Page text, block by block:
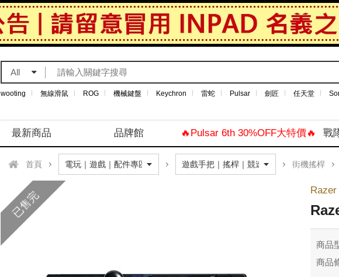
All
wooting 無線滑鼠 ROG 機械鍵盤 Keychron 雷蛇 Pulsar 劍匠 任天堂
最新商品 品牌館 🔥Pulsar 6th 30%OFF大特價🔥 戰
首頁 街機搖桿
已售完
商品
商品